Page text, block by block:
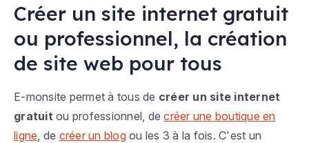
Créer un site internet gratuit
ou professionnel, la création
de site web pour tous
E-monsite permet à tous de créer un site internet
gratuit ou professionnel, decréer une boutique en
ligne , de créer un blogou les 3 à la fois. C'est un